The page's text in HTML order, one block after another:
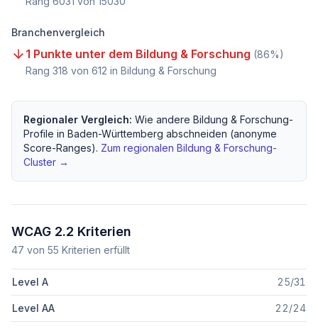
Branchenvergleich
1 Punkte unter dem Bildung & Forschung (86%)
Rang 318 von 612 in Bildung & Forschung
Regionaler Vergleich: Wie andere Bildung & Forschung-
Profile in Baden-Württemberg abschneiden (anonyme
Score-Ranges). Zum regionalen Bildung & Forschung-
Cluster →
WCAG 2.2 Kriterien
47 von 55 Kriterien erfüllt
Level A 25/31
Level AA 22/24